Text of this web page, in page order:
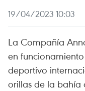
19/04/2023 10:03
La Compañía
en
deportivo
orillas de la bahía